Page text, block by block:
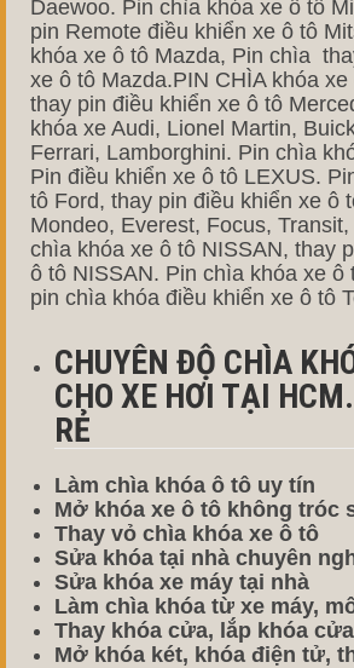
Daewoo. Pin chìa khóa xe ô tô
pin Remote điều khiển xe ô tô
khóa xe ô tô Mazda, Pin chìa
xe ô tô Mazda.PIN CHÌA khóa
thay pin điều khiển xe ô tô
khóa xe Audi, Lionel Martin,
Ferrari, Lamborghini. Pin chìa
Pin điều khiển xe ô tô LEXUS.
tô Ford, thay pin điều khiển xe ô
Mondeo, Everest, Focus,
chìa khóa xe ô tô NISSAN, thay
ô tô NISSAN. Pin chìa khóa xe ô
pin chìa khóa điều khiển xe ô tô
CHUYÊN ĐỘ CHÌA
CHO XE HƠI TẠI
RẺ
Làm chìa khóa ô tô uy tín
Mở khóa xe ô tô không tróc
Thay vỏ chìa khóa xe ô tô
Sửa khóa tại nhà chuyên
Sửa khóa xe máy tại nhà
Làm chìa khóa từ xe máy,
Thay khóa cửa, lắp khóa cửa
Mở khóa két, khóa điện tử,